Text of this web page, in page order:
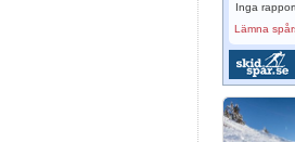
Inga
Lämna